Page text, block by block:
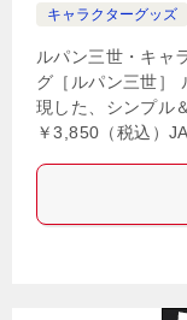
キャラクターグッズ
ルパン三世・キャ
グ［ルパン三世］
現した、シンプル
￥3,850（税込）